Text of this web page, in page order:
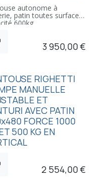
autonome à
patin toutes surfaces,
600kg
3 950,00€
RIGHETTI
MANUELLE
ET
AVEC PATIN
FORCE 1000
500 KG EN
2 554,00€